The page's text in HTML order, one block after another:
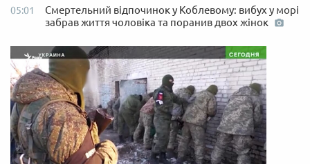
05:01
Смертельний відпочинок у Коблевому: вибух у морі
забрав життя чоловіка та поранив двох жінок